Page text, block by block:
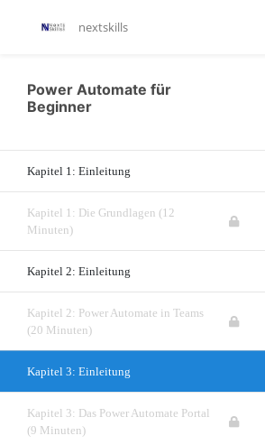
nextskills
Power Automate für
Beginner
Kapitel 1: Einleitung
Kapitel 1: Die Grundlagen (12
Minuten)
Kapitel 2: Einleitung
Kapitel 2: Power Automate in Teams
(20 Minuten)
Kapitel 3: Einleitung
Kapitel 3: Das Power Automate Portal
(9 Minuten)